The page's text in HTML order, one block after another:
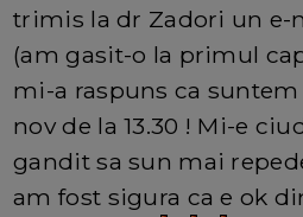
trimis la dr Zadori un e-
(am gasit-o la primul
mi-a raspuns ca
nov de la 13.30 ! Mi-e
gandit sa sun mai
am fost sigura ca e ok